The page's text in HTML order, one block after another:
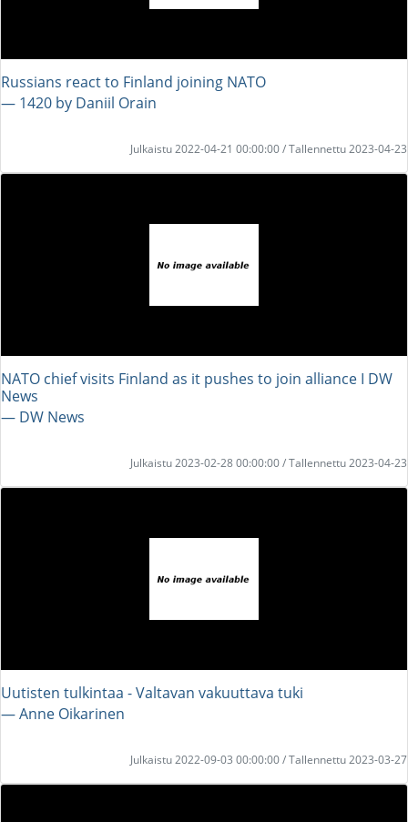
Russians react to Finland joining NATO
― 1420 by Daniil Orain
Julkaistu 2022-04-21 00:00:00 / Tallennettu 2023-04-23
NATO chief visits Finland as it pushes to join alliance I DW
News
― DW News
Julkaistu 2023-02-28 00:00:00 / Tallennettu 2023-04-23
Uutisten tulkintaa - Valtavan vakuuttava tuki
― Anne Oikarinen
Julkaistu 2022-09-03 00:00:00 / Tallennettu 2023-03-27